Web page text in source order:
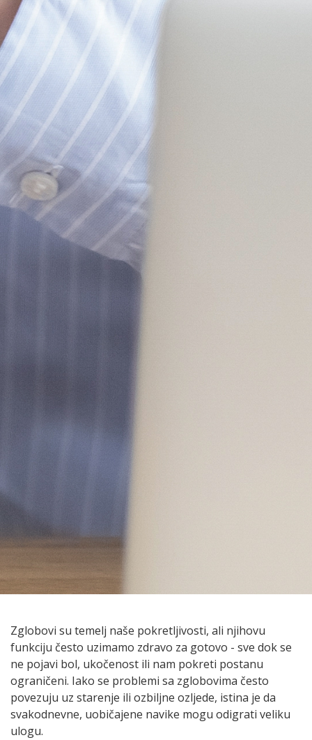
Zglobovi su temelj naše pokretljivosti, ali njihovu
funkciju često uzimamo zdravo za gotovo - sve dok se
ne pojavi bol, ukočenost ili nam pokreti postanu
ograničeni. Iako se problemi sa zglobovima često
povezuju uz starenje ili ozbiljne ozljede, istina je da
svakodnevne, uobičajene navike mogu odigrati veliku
ulogu.